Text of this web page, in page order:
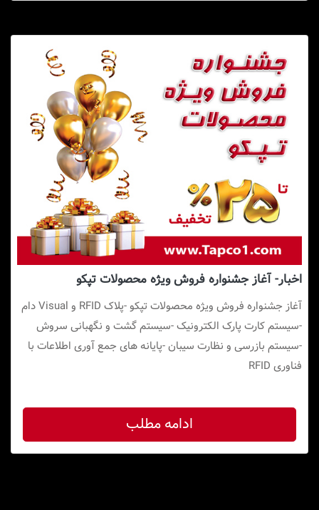
اخبار- آغاز جشنواره فروش ویژه محصولات تپکو
آغاز جشنواره فروش ویژه محصولات تپکو -پلاک RFID و Visual دام
-سیستم کارت پارک الکترونیک -سیستم گشت و نگهبانی سروش
-سیستم بازرسی و نظارت سیبان -پایانه های جمع آوری اطلاعات با
فناوری RFID
ادامه مطلب